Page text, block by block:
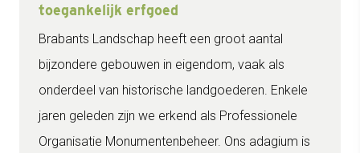
toegankelijk erfgoed
Brabants Landschap heeft een groot aantal
bijzondere gebouwen in eigendom, vaak als
onderdeel van historische landgoederen. Enkele
jaren geleden zijn we erkend als Professionele
Organisatie Monumentenbeheer. Ons adagium is